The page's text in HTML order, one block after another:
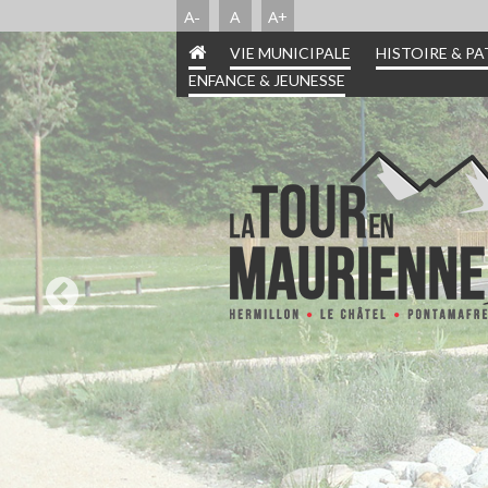
A- A A+
VIE MUNICIPALE
VIE
HISTOIRE &
HISTOIRE &
INFORMATIONS
ENFANCE & JEUNESSE
ENFANCE &